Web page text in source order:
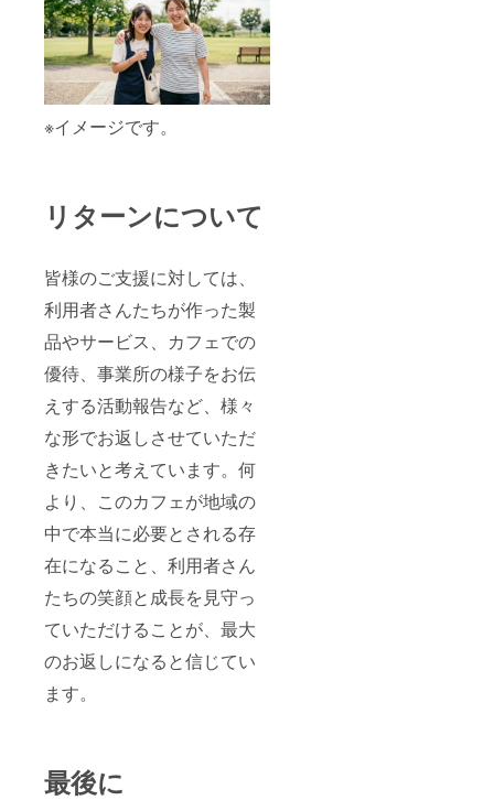
※イメージです。
リターンについて
皆様のご支援に対しては、
利用者さんたちが作った製
品やサービス、カフェでの
優待、事業所の様子をお伝
えする活動報告など、様々
な形でお返しさせていただ
きたいと考えています。何
より、このカフェが地域の
中で本当に必要とされる存
在になること、利用者さん
たちの笑顔と成長を見守っ
ていただけることが、最大
のお返しになると信じてい
ます。
最後に